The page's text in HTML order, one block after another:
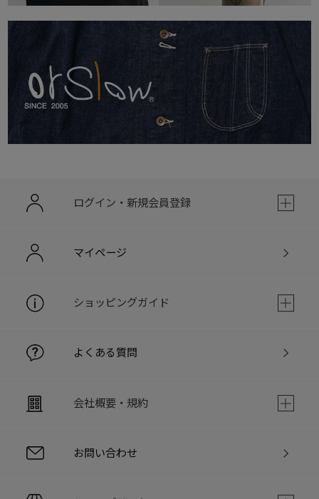
ログイン・新規会員登録
マイページ
ショッピングガイド
よくある質問
会社概要・規約
お問い合わせ